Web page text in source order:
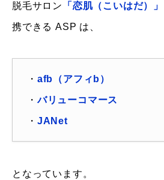
脱毛サロン 「恋肌（こいはだ）」
携できる ASP は、
・ afb（アフィb）
・バリューコマース
・ JANet
となっています。